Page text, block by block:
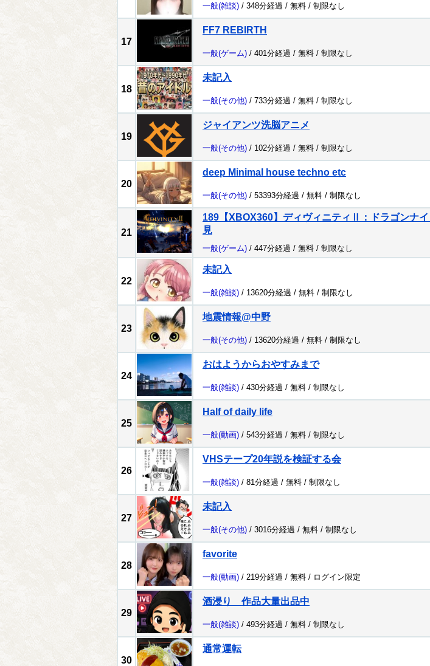
一般(雑談) / 348分経過 / 無料 / 制限なし
17
FF7 REBIRTH
一般(ゲーム) / 401分経過 / 無料 / 制限なし
18
未記入
一般(その他) / 733分経過 / 無料 / 制限なし
19
ジャイアンツ洗脳アニメ
一般(その他) / 102分経過 / 無料 / 制限なし
20
deep Minimal house techno etc
一般(その他) / 53393分経過 / 無料 / 制限なし
21
189【XBOX360】ディヴィニティⅡ：ドラゴンナ
見
一般(ゲーム) / 447分経過 / 無料 / 制限なし
22
未記入
一般(雑談) / 13620分経過 / 無料 / 制限なし
23
地震情報@中野
一般(その他) / 13620分経過 / 無料 / 制限なし
24
おはようからおやすみまで
一般(雑談) / 430分経過 / 無料 / 制限なし
25
Half of daily life
一般(動画) / 543分経過 / 無料 / 制限なし
26
VHSテープ20年説を検証する会
一般(雑談) / 81分経過 / 無料 / 制限なし
27
未記入
一般(その他) / 3016分経過 / 無料 / 制限なし
28
favorite
一般(動画) / 219分経過 / 無料 / ログイン限定
29
酒浸り 作品大量出品中
一般(雑談) / 493分経過 / 無料 / 制限なし
30
通常運転